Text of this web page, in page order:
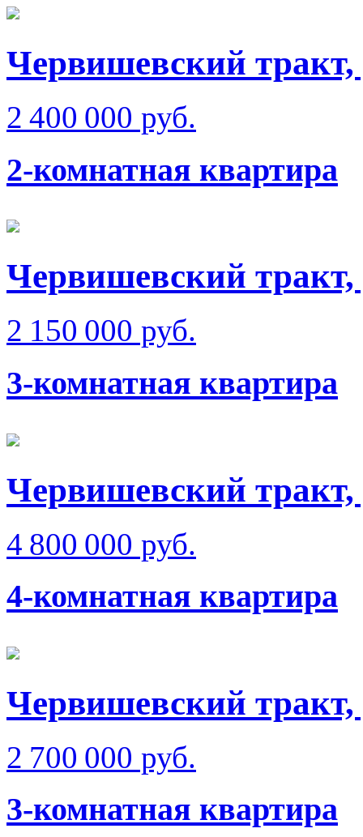
Червишевский
2 400 000 руб.
2-комнатная квартира
Червишевский
2 150 000 руб.
3-комнатная квартира
Червишевский
4 800 000 руб.
4-комнатная квартира
Червишевский
2 700 000 руб.
3-комнатная квартира